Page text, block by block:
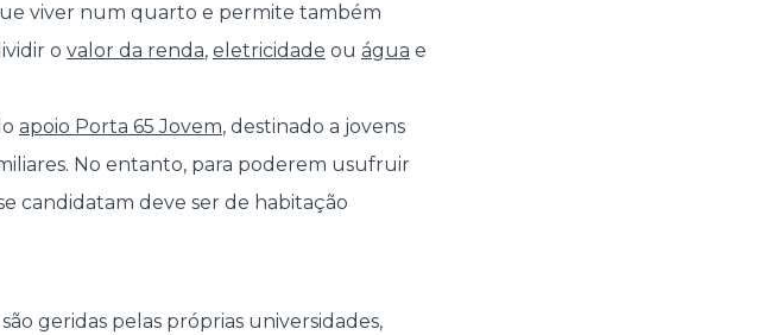
viver num quarto e permite também
o valor da renda, eletricidade ou água e
apoio Porta 65 Jovem, destinado a jovens
No entanto, para poderem usufruir
candidatam deve ser de habitação
geridas pelas próprias universidades,